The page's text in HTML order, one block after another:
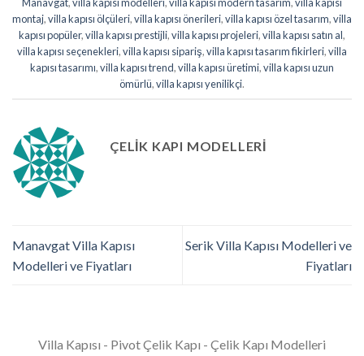
montaj,villa kapısı ölçüleri,villa kapısı önerileri,villa kapısı özel tasarım,villa
kapısı popüler,villa kapısı prestijli,villa kapısı projeleri,villa kapısı satın al,
villa kapısı seçenekleri,villa kapısı sipariş,villa kapısı tasarım fikirleri,villa
kapısı tasarımı,villa kapısı trend,villa kapısı üretimi,villa kapısı uzun
ömürlü,villa kapısı yenilikçi.
ÇELIK KAPI MODELLERI
Manavgat Villa Kapısı
Modelleri ve Fiyatları
Serik Villa Kapısı Modelleri ve
Fiyatları
Villa Kapısı - Pivot Çelik Kapı - Çelik Kapı Modelleri